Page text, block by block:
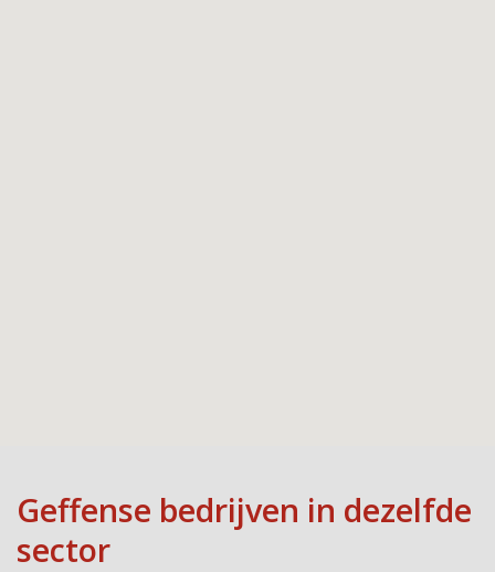
Geffense bedrijven in dezelfde
sector